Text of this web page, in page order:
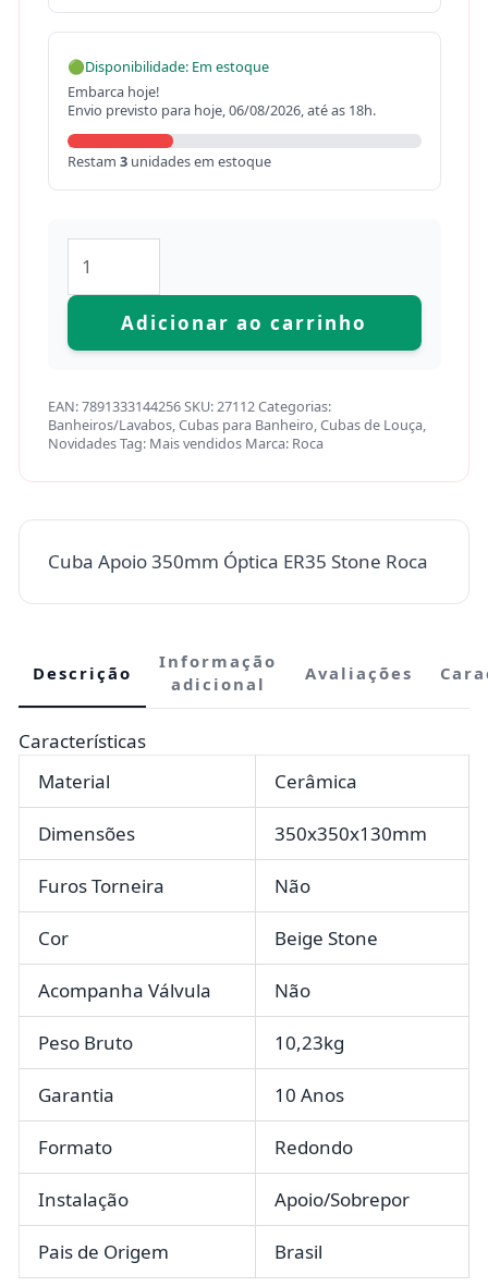
🟢Disponibilidade: Em estoque
Embarca hoje!
Envio previsto para hoje, 06/08/2026, até as 18h.
Restam 3unidades em estoque
Adicionar ao carrinho
EAN:7891333144256SKU:27112Categorias:
Banheiros/Lavabos,Cubas para Banheiro,Cubas de Louça,
NovidadesTag: Mais vendidos Marca: Roca
Cuba Apoio 350mm Óptica ER35 Stone Roca
Descrição
Informação
adicional
Avaliações
Características
Material
Cerâmica
Dimensões 350x350x130mm
Furos Torneira Não
Cor Beige Stone
Acompanha Válvula Não
Peso Bruto 10,23kg
Garantia 10 Anos
Formato Redondo
Instalação Apoio/Sobrepor
Pais de Origem Brasil